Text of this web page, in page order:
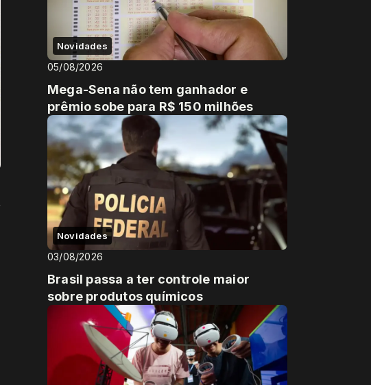
Novidades
05/08/2026
Mega-Sena não tem ganhador e
prêmio sobe para R$ 150 milhões
Novidades
03/08/2026
Brasil passa a ter controle maior
sobre produtos químicos